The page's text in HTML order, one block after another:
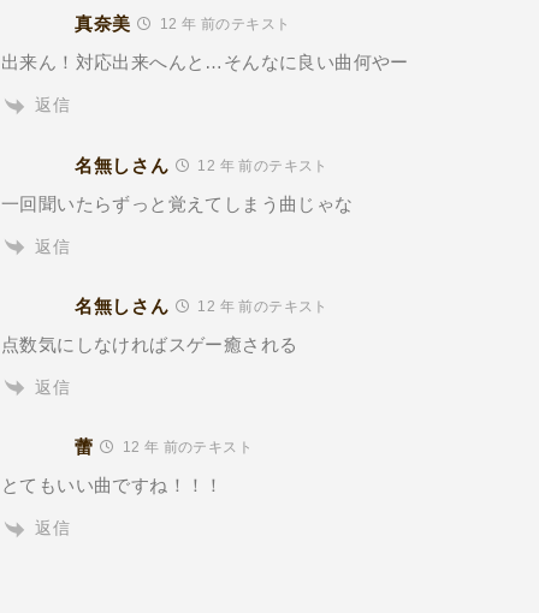
真奈美 12 年 前のテキスト
出来ん！対応出来へんと…そんなに良い曲何やー
返信
名無しさん 12 年 前のテキスト
一回聞いたらずっと覚えてしまう曲じゃな
返信
名無しさん 12 年 前のテキスト
点数気にしなければスゲー癒される
返信
蕾 12 年 前のテキスト
とてもいい曲ですね！！！
返信